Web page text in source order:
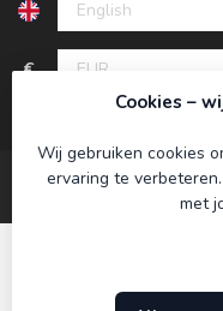
€
Cookies –
Wij gebruiken cookies
ervaring te
met